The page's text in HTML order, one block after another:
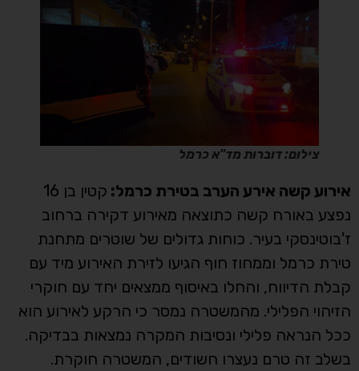
צילום: דוברות מד"א כרמל
אירוע קשה אירע הערב בטירת כרמל:
קטין בן 16
נפצע באורח קשה כתוצאה מאירוע דקירה ברחוב
ז'בוטינסקי בעיר. כוחות גדולים של שוטרים מתחנת
טירת כרמל וממחוז חוף הגיעו לזירת האירוע מיד עם
קבלת הדיווח, והחלו באיסוף ממצאים יחד עם חוקרי
הזיהוי הפלילי. מהמשטרה נמסר כי הרקע לאירוע הוא
ככל הנראה פלילי ונסיבות המקרה נמצאות בבדיקה.
בשלב זה טרם נעצרו חשודים, המשטרה חוקרת.